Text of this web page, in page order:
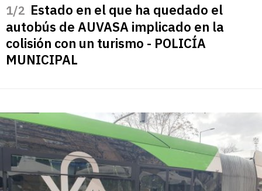
/2 Estado en el que ha quedado el
autobús de AUVASA implicado en la
colisión con un turismo - POLICÍA
MUNICIPAL